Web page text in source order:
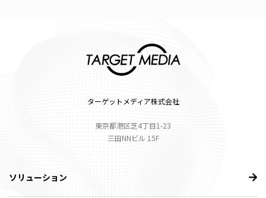
ターゲットメディア株式会社
東京都港区芝4丁目1-23
三田NNビル 15F
ソリューション